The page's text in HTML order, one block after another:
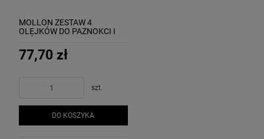
MOLLON ZESTAW 4
OLEJKÓW DO PAZNOKCI I
nagietek+mikrokapsułki+wrzos+róża
77,70 zł
szt.
DO KOSZYKA